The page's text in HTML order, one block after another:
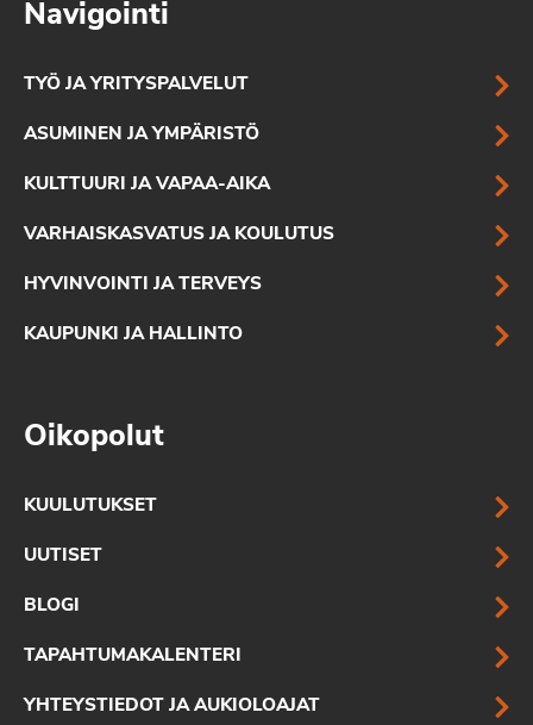
Navigointi
TYÖ JA YRITYSPALVELUT
ASUMINEN JA YMPÄRISTÖ
KULTTUURI JA VAPAA-AIKA
VARHAISKASVATUS JA KOULUTUS
HYVINVOINTI JA TERVEYS
KAUPUNKI JA HALLINTO
Oikopolut
KUULUTUKSET
UUTISET
BLOGI
TAPAHTUMAKALENTERI
YHTEYSTIEDOT JA AUKIOLOAJAT